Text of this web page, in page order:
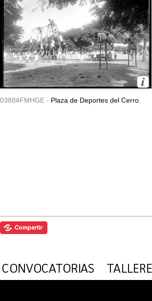
03884FMHGE - Plaza de Deportes del Cerro.